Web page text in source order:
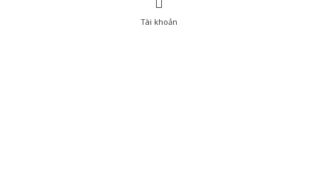
Tài khoản